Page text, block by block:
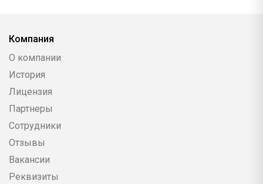
Компания
О компании
История
Лицензия
Партнеры
Сотрудники
Отзывы
Вакансии
Реквизиты